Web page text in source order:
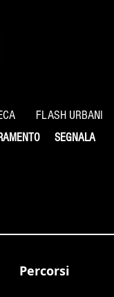
FLASH URBANI
SEGNALA
Percorsi